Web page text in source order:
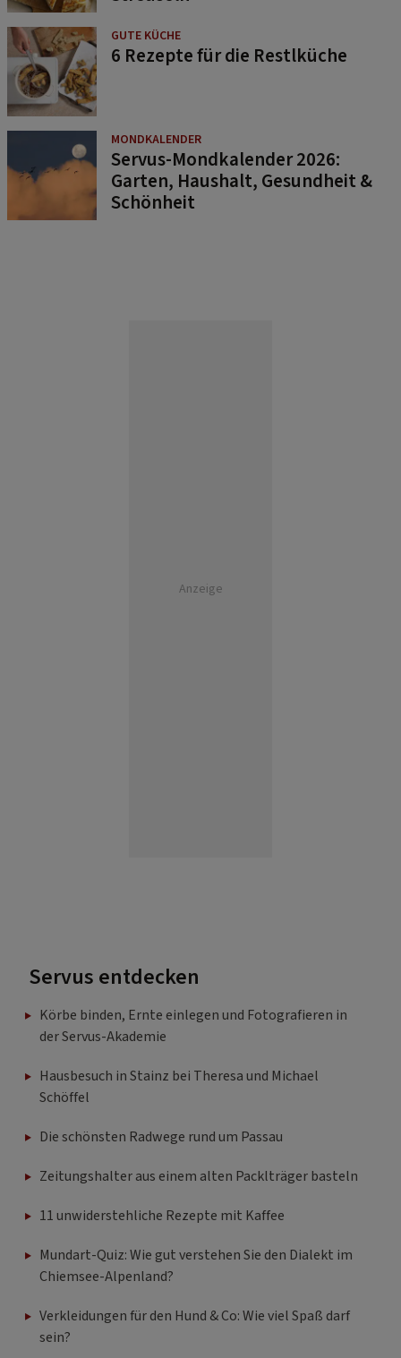
GUTE KÜCHE
6 Rezepte für die Restlküche
MONDKALENDER
Servus-Mondkalender 2026:
Garten, Haushalt, Gesundheit &
Schönheit
Anzeige
Servus entdecken
Körbe binden, Ernte einlegen und Fotografieren in
der Servus-Akademie
Hausbesuch in Stainz bei Theresa und Michael
Schöffel
Die schönsten Radwege rund um Passau
Zeitungshalter aus einem alten Packlträger basteln
11 unwiderstehliche Rezepte mit Kaffee
Mundart-Quiz: Wie gut verstehen Sie den Dialekt im
Chiemsee-Alpenland?
Verkleidungen für den Hund & Co: Wie viel Spaß darf
sein?